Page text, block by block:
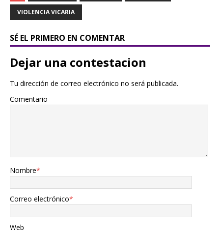
VIOLENCIA VICARIA
SÉ EL PRIMERO EN COMENTAR
Dejar una contestacion
Tu dirección de correo electrónico no será publicada.
Comentario
Nombre*
Correo electrónico*
Web